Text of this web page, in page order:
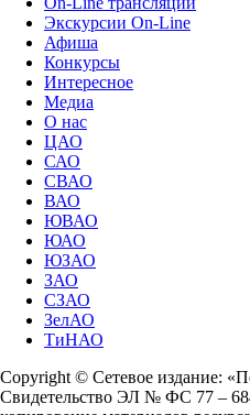
Экскурсии On-Line
Афиша
Конкурсы
Интересное
Медиа
О нас
ЦАО
САО
СВАО
ВАО
ЮВАО
ЮАО
ЮЗАО
ЗАО
СЗАО
ЗелАО
ТиНАО
Copyright © Сетевое издание:
Свидетельство ЭЛ № ФС 77 –